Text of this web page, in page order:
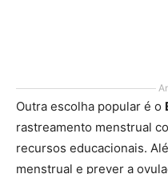
Outra escolha popular é o
rastreamento menstrual
recursos educacionais.
menstrual e prever a